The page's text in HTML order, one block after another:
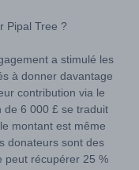
Pipal Tree ?
a stimulé les
à donner davantage
contribution via le
de 6 000 £ se traduit
montant est même
donateurs sont des
peut récupérer 25 %